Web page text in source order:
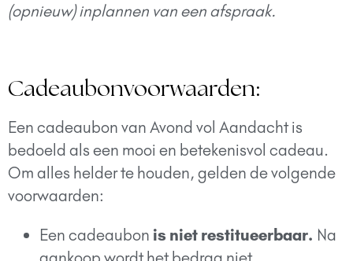
(opnieuw) inplannen van een afspraak.
Cadeaubonvoorwaarden:
Een cadeaubon van Avond vol Aandacht is
bedoeld als een mooi en betekenisvol cadeau.
Om alles helder te houden, gelden de volgende
voorwaarden:
Een cadeaubon is niet restitueerbaar. Na